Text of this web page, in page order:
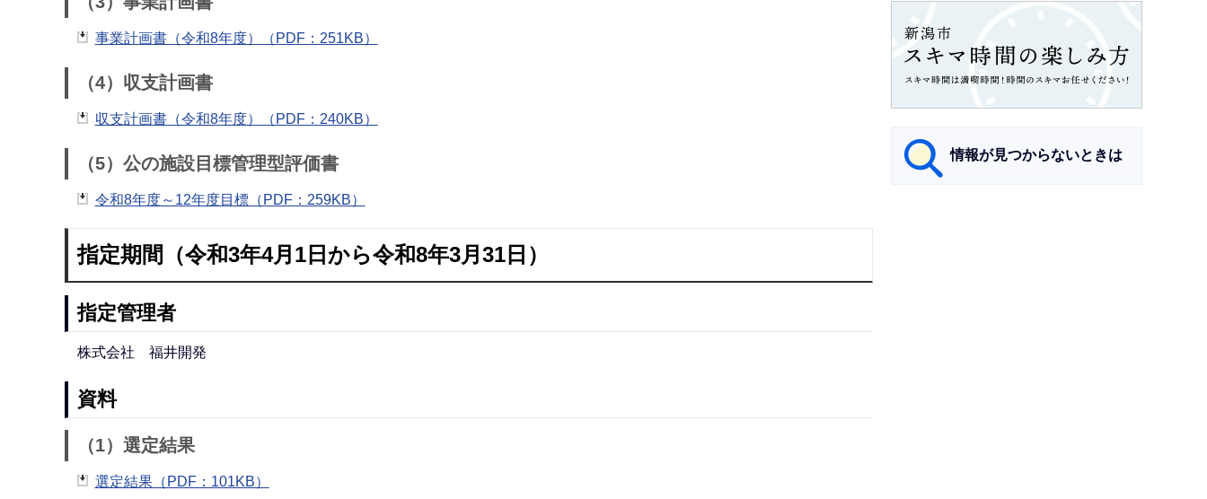
事業計画書（令和8年度）（PDF：251KB）
（4）収支計画書
収支計画書（令和8年度）（PDF：240KB）
（5）公の施設目標管理型評価書
令和8年度～12年度目標（PDF：259KB）
指定期間（令和3年4月1日から令和8年3月31日）
指定管理者
株式会社 福井開発
資料
（1）選定結果
選定結果（PDF：101KB）
情報が見つからないときは